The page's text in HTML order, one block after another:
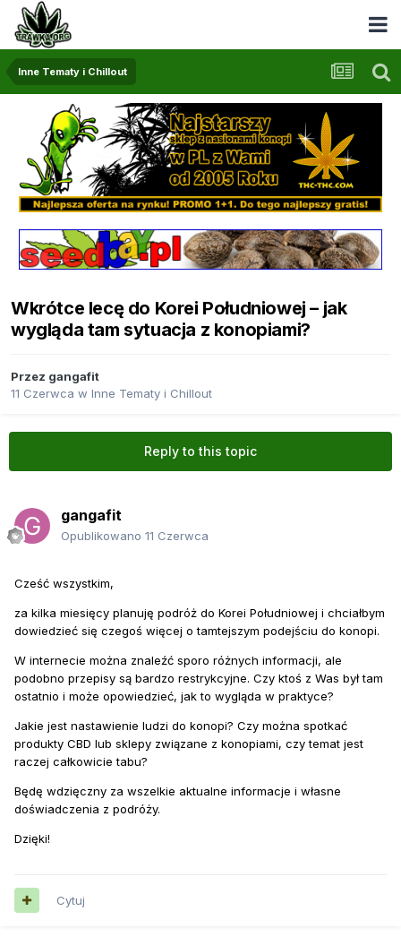
Inne Tematy i Chillout
Wkrótce lecę do Korei Południowej – jak
wygląda tam sytuacja z konopiami?
Przez gangafit
11 Czerwca w Inne Tematy i Chillout
Reply to this topic
gangafit
Opublikowano 11 Czerwca
Cześć wszystkim,
za kilka miesięcy planuję podróż do Korei Południowej i chciałbym
dowiedzieć się czegoś więcej o tamtejszym podejściu do konopi.
W internecie można znaleźć sporo różnych informacji, ale
podobno przepisy są bardzo restrykcyjne. Czy ktoś z Was był tam
ostatnio i może opowiedzieć, jak to wygląda w praktyce?
Jakie jest nastawienie ludzi do konopi? Czy można spotkać
produkty CBD lub sklepy związane z konopiami, czy temat jest
raczej całkowicie tabu?
Będę wdzięczny za wszelkie aktualne informacje i własne
doświadczenia z podróży.
Dzięki!
Cytuj